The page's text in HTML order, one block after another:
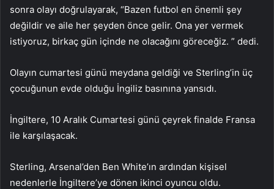
sonra olayı doğrulayarak, “Bazen futbol en önemli şey
değildir ve aile her şeyden önce gelir. Ona yer vermek
istiyoruz, birkaç gün içinde ne olacağını göreceğiz. ” dedi.
Olayın cumartesi günü meydana geldiği ve Sterling’in üç
çocuğunun evde olduğu İngiliz basınına yansıdı.
İngiltere, 10 Aralık Cumartesi günü çeyrek finalde Fransa
ile karşılaşacak.
Sterling, Arsenal’den Ben White’ın ardından kişisel
nedenlerle İngiltere’ye dönen ikinci oyuncu oldu.